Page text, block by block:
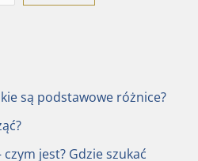
są podstawowe różnice?
jest? Gdzie szukać